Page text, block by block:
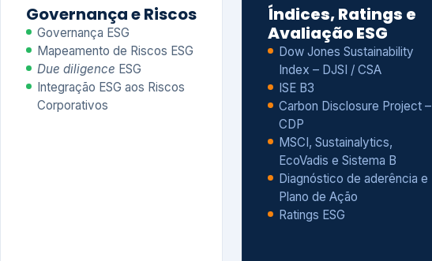
Governança e Riscos
Governança ESG
Mapeamento de Riscos ESG
Due diligence ESG
Integração ESG aos Riscos
Corporativos
Índices, Ratings e
Avaliação ESG
Dow Jones Sustainability
Index – DJSI / CSA
ISE B3
Carbon Disclosure Project –
CDP
MSCI, Sustainalytics,
EcoVadis e Sistema B
Diagnóstico de aderência e
Plano de Ação
Ratings ESG